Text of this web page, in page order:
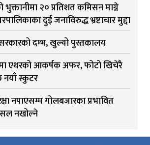
भुक्तानीमा २० प्रतिशत कमिसन माग्ने
दुई जनाविरुद्ध भ्रष्टाचार मुद्दा
दम्भ, खुल्यो पुस्तकालय
एथरको आकर्षक अफर, फोटो खिचेरै
नयाँ स्कुटर
नपाएसम्म गोलबजारका प्रभावित
नखोल्ने